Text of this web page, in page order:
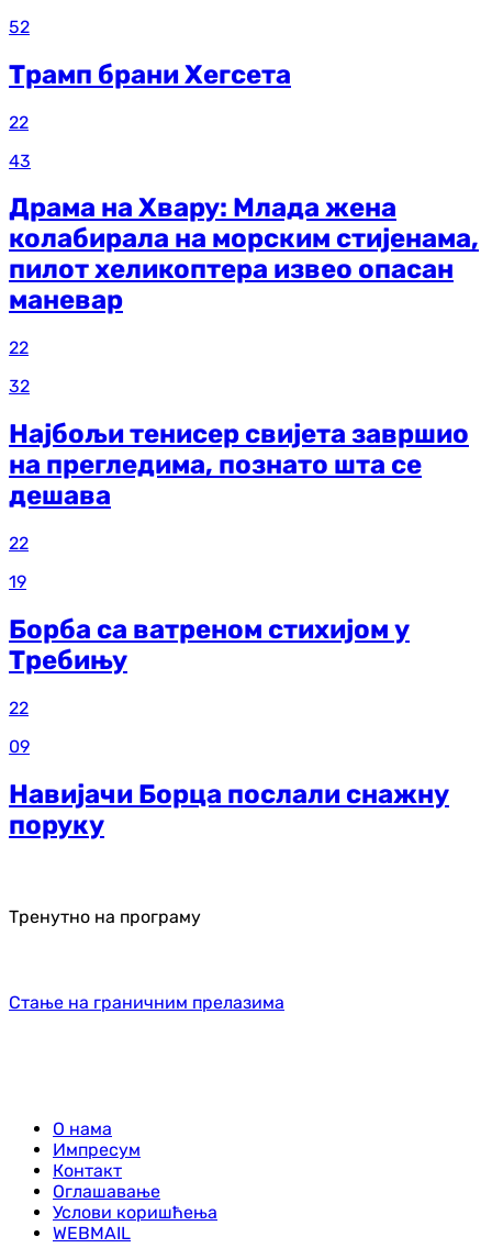
52
Трамп брани Хегсета
22
43
Драма на Хвару: Млада жена
колабирала на морским стијенама,
пилот хеликоптера извео опасан
маневар
22
32
Најбољи тенисер свијета завршио
на прегледима, познато шта се
дешава
22
19
Борба са ватреном стихијом у
Требињу
22
09
Навијачи Борца послали снажну
поруку
Тренутно на програму
Стање на граничним прелазима
О нама
Импресум
Контакт
Оглашавање
Услови коришћења
WEBMAIL